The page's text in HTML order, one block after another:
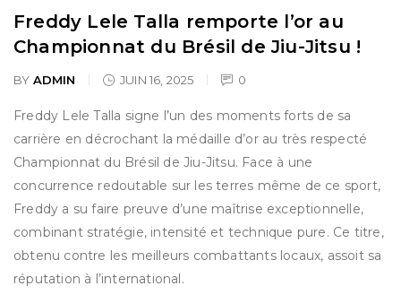
Freddy Lele Talla remporte l’or au
Championnat du Brésil de Jiu-Jitsu !
BY ADMIN JUIN 16, 2025 0
Freddy Lele Talla signe l’un des moments forts de sa
carrière en décrochant la médaille d’or au très respecté
Championnat du Brésil de Jiu-Jitsu. Face à une
concurrence redoutable sur les terres même de ce sport,
Freddy a su faire preuve d’une maîtrise exceptionnelle,
combinant stratégie, intensité et technique pure. Ce titre,
obtenu contre les meilleurs combattants locaux, assoit sa
réputation à l’international.